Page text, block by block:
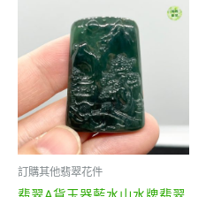
訂購其他翡翠花件